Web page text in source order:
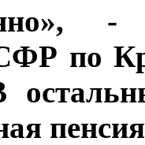
по